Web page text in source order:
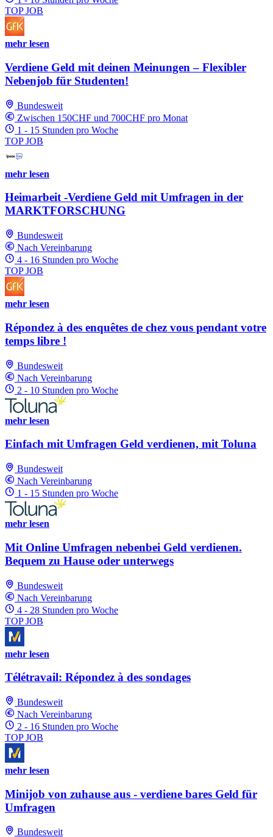
TOP JOB
mehr lesen
Verdiene Geld mit deinen Meinungen – Flexibler
Nebenjob für Studenten!
Bundesweit
Zwischen 150CHF und 700CHF pro Monat
1 - 15 Stunden pro Woche
TOP JOB
mehr lesen
Heimarbeit -Verdiene Geld mit Umfragen in der
MARKTFORSCHUNG
Bundesweit
Nach Vereinbarung
4 - 16 Stunden pro Woche
TOP JOB
mehr lesen
Répondez à des enquêtes de chez vous pendant votre
temps libre !
Bundesweit
Nach Vereinbarung
2 - 10 Stunden pro Woche
mehr lesen
Einfach mit Umfragen Geld verdienen, mit Toluna
Bundesweit
Nach Vereinbarung
1 - 15 Stunden pro Woche
mehr lesen
Mit Online Umfragen nebenbei Geld verdienen.
Bequem zu Hause oder unterwegs
Bundesweit
Nach Vereinbarung
4 - 28 Stunden pro Woche
TOP JOB
mehr lesen
Télétravail: Répondez à des sondages
Bundesweit
Nach Vereinbarung
2 - 16 Stunden pro Woche
TOP JOB
mehr lesen
Minijob von zuhause aus - verdiene bares Geld für
Umfragen
Bundesweit